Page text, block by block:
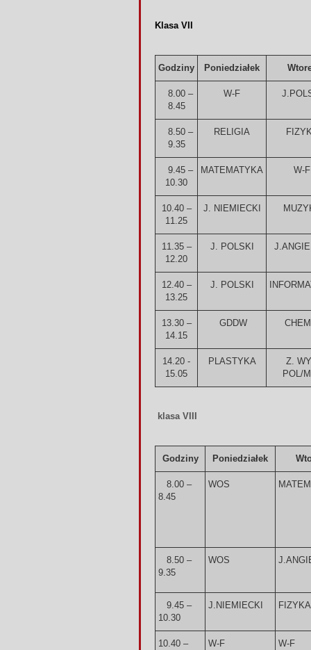
Klasa VII
Godziny Poniedziałek
8.00 –
8.45
W-F
8.50 –
9.35
RELIGIA
9.45 –
10.30
MATEMATYKA W-F
10.40 –
11.25
J. NIEMIECKI
11.35 –
12.20
J. POLSKI
12.40 –
13.25
J. POLSKI
13.30 –
14.15
GDDW
14.20 -
15.05
PLASTYKA
Z.
POL/
klasa VIII
Godziny Poniedziałek
8.00 –
8.45
WOS
8.50 –
9.35
WOS
9.45 –
10.30
J.NIEMIECKI FIZYKA
10.40 –
W-F W-F